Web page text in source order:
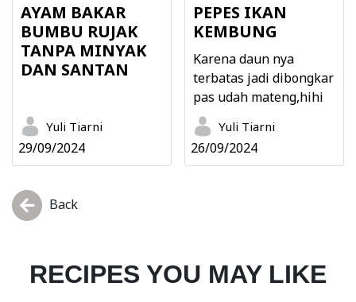
AYAM BAKAR
BUMBU RUJAK
TANPA MINYAK
DAN SANTAN
Yuli Tiarni
29/09/2024
PEPES IKAN
KEMBUNG
Karena daun nya
terbatas jadi dibongkar
pas udah mateng,hihi
Yuli Tiarni
26/09/2024
Back
RECIPES YOU MAY LIKE